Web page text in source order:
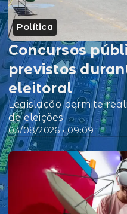
Política
03/08/2026 • 09:09
Concursos
previstos
eleitoral
Legislação permite
de eleições